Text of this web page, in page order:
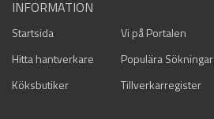
INFORMATION
Startsida Vi på Portalen
Hitta hantverkare
Populära Sökningar
Köksbutiker
Tillverkarregister